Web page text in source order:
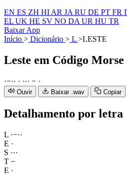
EN ES ZH HI AR JA RU DE PT FR
EL UK HE SV NO DA UR HU TR
Baixar App
Início > Dicionário > L >LESTE
Leste em Código Morse
·−·· · ··· − ·
Ouvir Baixar .wav Copiar
Detalhamento por letra
L ·−··
E ·
S ···
T −
E ·